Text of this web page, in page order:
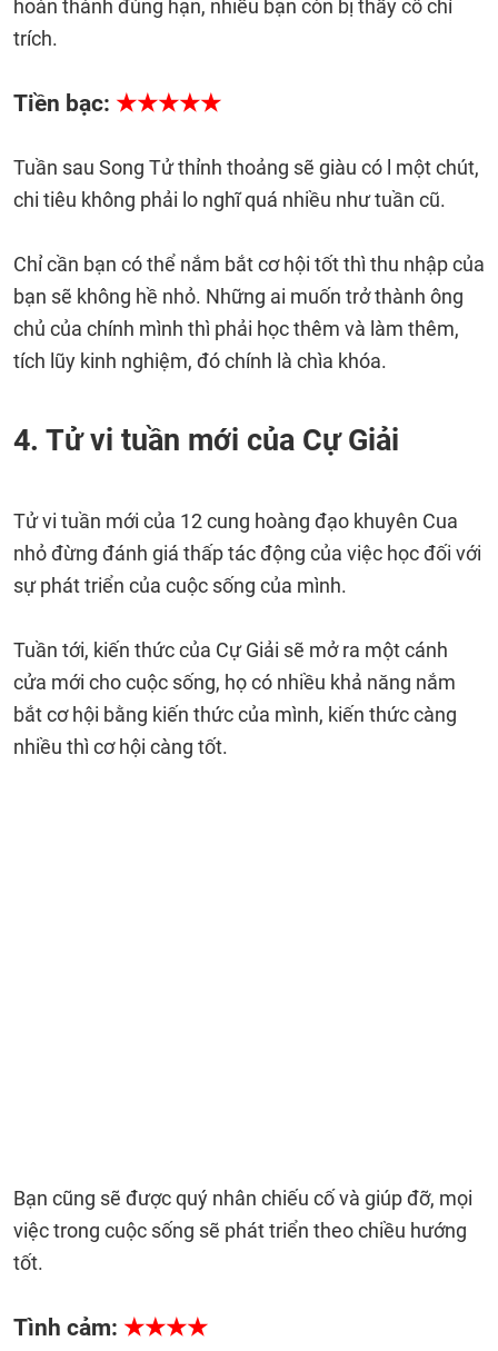
hoàn thành đúng hạn, nhiều bạn còn bị thầy cô chỉ
trích.
Tiền bạc: ★★★★★
Tuần sau Song Tử thỉnh thoảng sẽ giàu có l một chút,
chi tiêu không phải lo nghĩ quá nhiều như tuần cũ.
Chỉ cần bạn có thể nắm bắt cơ hội tốt thì thu nhập của
bạn sẽ không hề nhỏ. Những ai muốn trở thành ông
chủ của chính mình thì phải học thêm và làm thêm,
tích lũy kinh nghiệm, đó chính là chìa khóa.
4. Tử vi tuần mới của Cự Giải
Tử vi tuần mới của 12 cung hoàng đạo khuyên Cua
nhỏ đừng đánh giá thấp tác động của việc học đối với
sự phát triển của cuộc sống của mình.
Tuần tới, kiến thức của Cự Giải sẽ mở ra một cánh
cửa mới cho cuộc sống, họ có nhiều khả năng nắm
bắt cơ hội bằng kiến thức của mình, kiến thức càng
nhiều thì cơ hội càng tốt.
Bạn cũng sẽ được quý nhân chiếu cố và giúp đỡ, mọi
việc trong cuộc sống sẽ phát triển theo chiều hướng
tốt.
Tình cảm: ★★★★